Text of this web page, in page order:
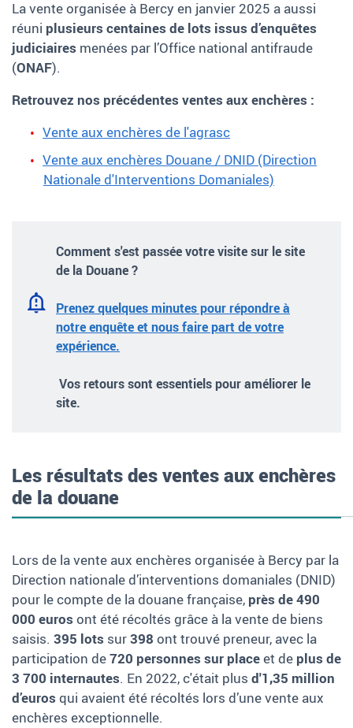
La vente organisée à Bercy en janvier 2025 a aussi
réuni plusieurs centaines de lots issus d’enquêtes
judiciaires menées par l’Office national antifraude
(ONAF).
Retrouvez nos précédentes ventes aux enchères :
Vente aux enchères de l'agrasc
Vente aux enchères Douane / DNID (Direction
Nationale d'Interventions Domaniales)
Comment s'est passée votre visite sur le site
de la Douane ?
Prenez quelques minutes pour répondre à
notre enquête et nous faire part de votre
expérience.
Vos retours sont essentiels pour améliorer le
site.
Les résultats des ventes aux enchères
de la douane
Lors de la vente aux enchères organisée à Bercy par la
Direction nationale d’interventions domaniales (DNID)
pour le compte de la douane française, près de 490
000 euros ont été récoltés grâce à la vente de biens
saisis. 395 lots sur398 ont trouvé preneur, avec la
participation de720 personnes sur placeet de plus de
3 700 internautes. En 2022, c'était plus d'1,35 million
d’euros qui avaient été récoltés lors d’une vente aux
enchères exceptionnelle.